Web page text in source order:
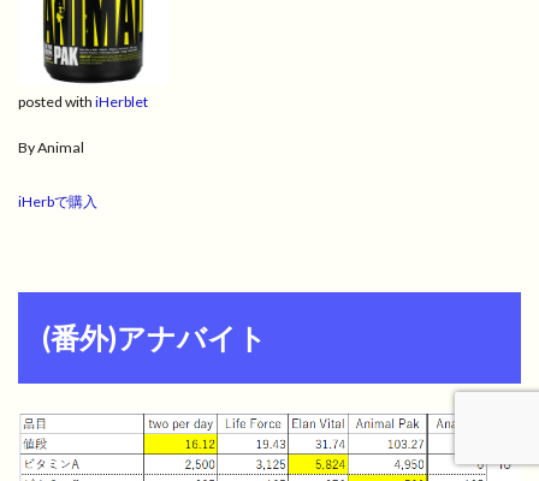
posted with iHerblet
By Animal
iHerbで購入
(番外)アナバイト